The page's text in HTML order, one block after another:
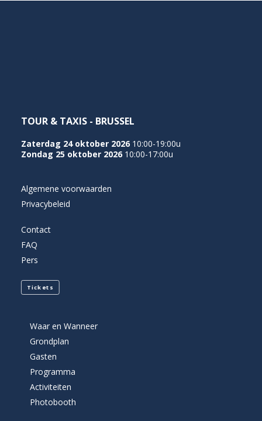
TOUR & TAXIS - BRUSSEL
Zaterdag 24 oktober 2026 10:00-19:00u
Zondag 25 oktober 2026 10:00-17:00u
Algemene voorwaarden
Privacybeleid
Contact
FAQ
Pers
Tickets
Waar en Wanneer
Grondplan
Gasten
Programma
Activiteiten
Photobooth